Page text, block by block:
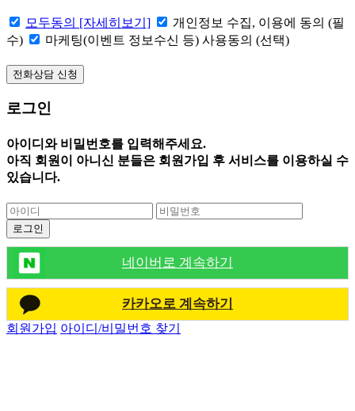
모두동의 [자세히보기]
개인정보 수집, 이용에 동의 (필
수)
마케팅(이벤트 정보수신 등) 사용동의 (선택)
로그인
아이디와 비밀번호를 입력해주세요.
아직 회원이 아니신 분들은 회원가입 후 서비스를 이용하실 수
있습니다.
로그인
네이버로 계속하기
카카오로 계속하기
회원가입 아이디/비밀번호 찾기